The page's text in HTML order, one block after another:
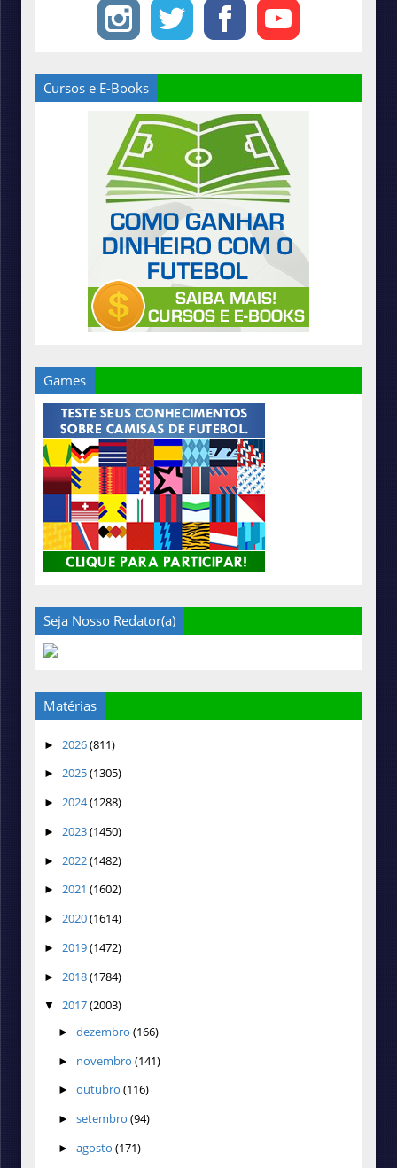
Cursos e E-Books
Games
Seja Nosso Redator(a)
Matérias
► 2026(811)
► 2025(1305)
► 2024(1288)
► 2023(1450)
► 2022(1482)
► 2021 (1602)
► 2020(1614)
► 2019(1472)
► 2018(1784)
▼ 2017(2003)
► dezembro (166)
► novembro (141)
► outubro (116)
► setembro (94)
► agosto (171)